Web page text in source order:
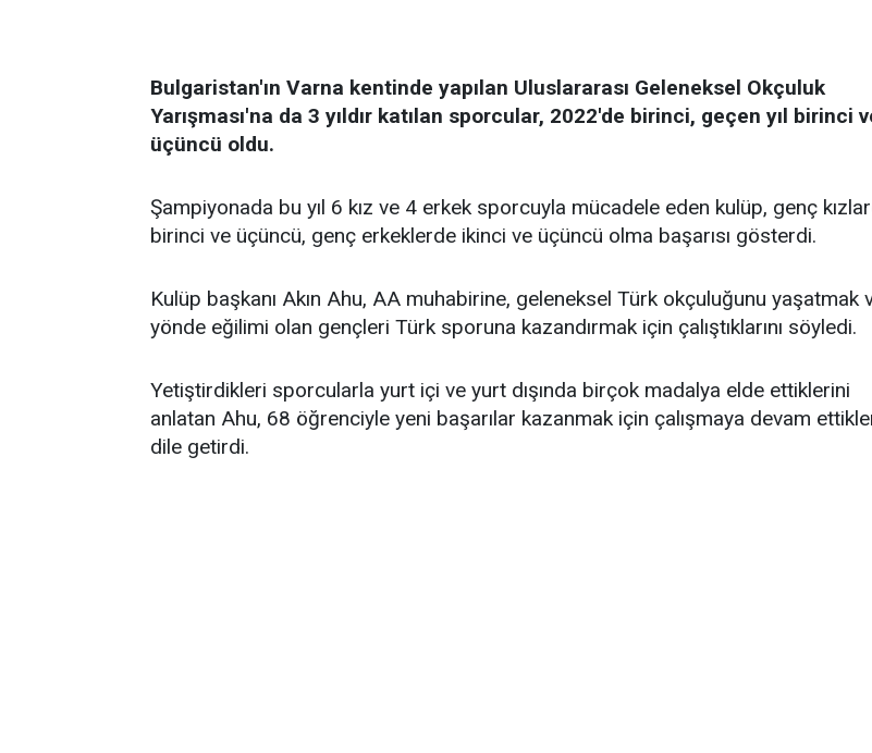
Bulgaristan'ın Varna kentinde yapılan Uluslararası Geleneksel Okçuluk
Yarışması'na da 3 yıldır katılan sporcular, 2022'de birinci, geçen yıl birinci
üçüncü oldu.
Şampiyonada bu yıl 6 kız ve 4 erkek sporcuyla mücadele eden kulüp, genç
birinci ve üçüncü, genç erkeklerde ikinci ve üçüncü olma başarısı gösterdi.
Kulüp başkanı Akın Ahu, AA muhabirine, geleneksel Türk okçuluğunu yaşatmak
yönde eğilimi olan gençleri Türk sporuna kazandırmak için çalıştıklarını söyledi.
Yetiştirdikleri sporcularla yurt içi ve yurt dışında birçok madalya elde ettiklerini
anlatan Ahu, 68 öğrenciyle yeni başarılar kazanmak için çalışmaya devam
dile getirdi.